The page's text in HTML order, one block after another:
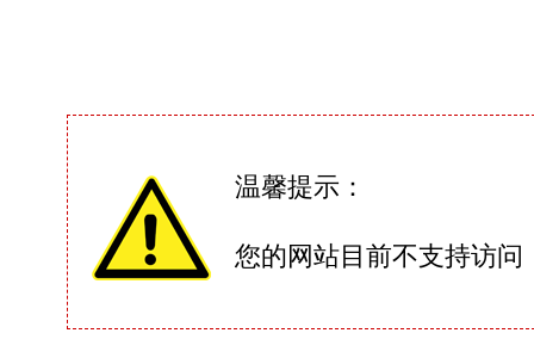
温馨提示：
您的网站目前不支持访